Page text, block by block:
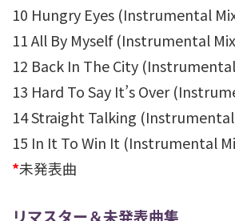
10 Hungry Eyes (Instrumental
11 All By Myself (Instrumental
12 Back In The City
13 Hard To Say It’s Over
14 Straight Talking
15 In It To Win It (Instrumental
*未発表曲
リマスター＆未発表曲集